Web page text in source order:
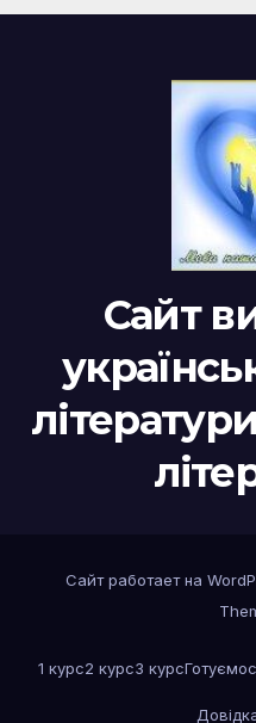
Сайт
Сайт работает на
1 курс2 курс3 курс